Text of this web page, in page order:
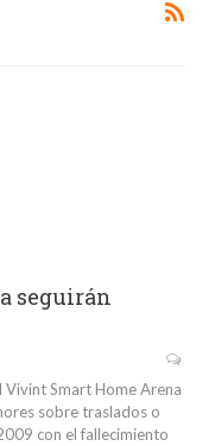
seguirán
Vivint Smart Home Arena
sobre traslados o
con el fallecimiento